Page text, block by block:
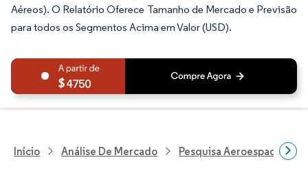
Aéreos). O Relatório Oferece Tamanho de Mercado e Previsão
para todos os Segmentos Acima em Valor (USD).
4750
Início Análise De Mercado Pesquisa Aeroespacial E